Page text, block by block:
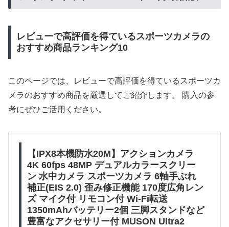
レビューで高評価を得ているスポーツカメラの
おすすめ商品ランキング10
このページでは、レビューで高評価を得ているスポーツカ
メラのおすすめ商品を厳選してご紹介します。 購入の参
考にぜひご活用ください。
【IPX8本機防水20M】アクションカメラ
4K 60fps 48MP デュアルカラースクリー
ン 水中カメラ スポーツカメラ 6軸手ぶれ
補正(EIS 2.0) 歪み修正機能 170度広角レン
ズ マイク付 リモコン付 Wi-Fi転送
1350mAhバッテリー2個 三脚スタンドなど
豊富なアクセサリー付 MUSON Ultra2